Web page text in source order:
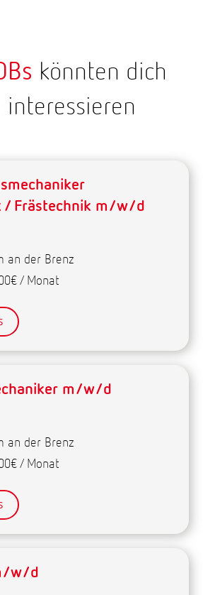
könnten dich
interessieren
/ Frästechnik m/w/d
an der Brenz
/ Monat
m/w/d
an der Brenz
/ Monat
w/d